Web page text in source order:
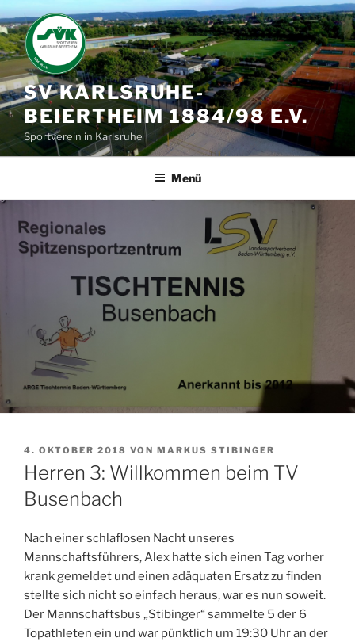
Zum
Inhalt
springen
SV KARLSRUHE-
BEIERTHEIM 1884/98 E.V.
Sportverein in Karlsruhe
Menü
VERÖFFENTLICHT
AM
4. OKTOBER 2018 VON MARKUS STIBINGER
Herren 3: Willkommen beim TV
Busenbach
Nach einer schlaflosen Nacht unseres
Mannschaftsführers, Alex hatte sich einen Tag vorher
krank gemeldet und einen adäquaten Ersatz zu finden
stellte sich nicht so einfach heraus, war es nun soweit.
Der Mannschaftsbus „Stibinger“ sammelte 5 der 6
Topathleten ein und war pünktlich um 19:30 Uhr an der